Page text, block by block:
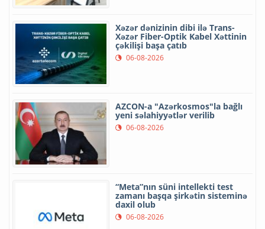
Xəzər dənizinin dibi ilə Trans-
Xəzər Fiber-Optik Kabel Xəttinin
çəkilişi başa çatıb
06-08-2026
AZCON-a "Azərkosmos"la bağlı
yeni səlahiyyətlər verilib
06-08-2026
“Meta”nın süni intellekti test
zamanı başqa şirkətin sisteminə
daxil olub
06-08-2026